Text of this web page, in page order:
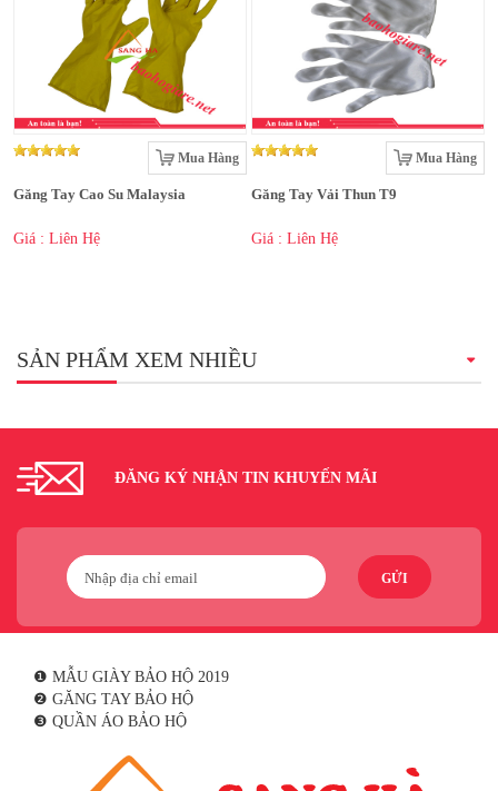
Mua Hàng
Găng Tay Cao Su Malaysia
Giá : Liên Hệ
Mua Hàng
Găng Tay Vải Thun T9
Giá : Liên Hệ
SẢN PHẨM XEM NHIỀU
ĐĂNG KÝ NHẬN TIN KHUYẾN MÃI
GỬI
❶ MẪU GIÀY BẢO HỘ 2019
❷ GĂNG TAY BẢO HỘ
❸ QUẦN ÁO BẢO HỘ